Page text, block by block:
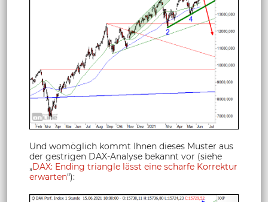
Und womöglich kommt Ihnen dieses Muster aus
der gestrigen DAX-Analyse bekannt vor (siehe
„DAX: Ending triangle lässt eine scharfe Korrektur
erwarten“):